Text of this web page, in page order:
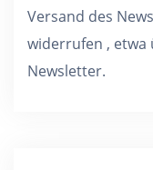
Versand des
widerrufen , etwa
Newsletter.